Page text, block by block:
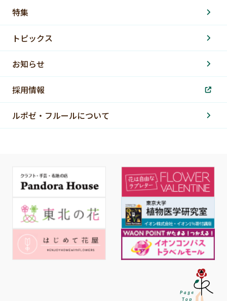
特集
トピックス
お知らせ
採用情報
ルポゼ・フルールについて